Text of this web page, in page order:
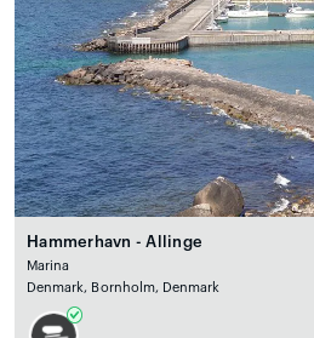
Hammerhavn - Allinge
Marina
Denmark, Bornholm, Denmark